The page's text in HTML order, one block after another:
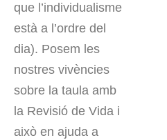
que l’individualisme
està a l’ordre del
dia). Posem les
nostres vivències
sobre la taula amb
la Revisió de Vida i
això en ajuda a